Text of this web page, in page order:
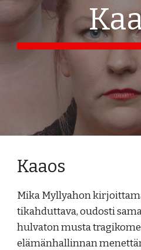
Kaaos
Mika Myllyahon
tikahduttava, oudosti
hulvaton musta
elämänhallinnan